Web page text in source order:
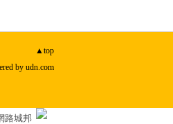
▲top
by udn.com
路城邦